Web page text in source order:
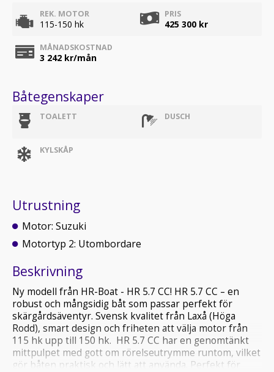
REK. MOTOR
115-150 hk
PRIS
425 300 kr
MÅNADSKOSTNAD
3 242 kr/mån
Båtegenskaper
TOALETT DUSCH
KYLSKÅP
Utrustning
Motor: Suzuki
Motortyp 2: Utombordare
Beskrivning
Ny modell från HR-Boat - HR 5.7 CC! HR 5.7 CC – en
robust och mångsidig båt som passar perfekt för
skärgårdsäventyr. Svensk kvalitet från Laxå (Höga
Rodd), smart design och friheten att välja motor från
115 hk upp till 150 hk. HR 5.7 CC har en genomtänkt
mittpulpet med gott om rörelseutrymme runtom, vilket
gör båten praktisk och lätt att använda. Perfekt för